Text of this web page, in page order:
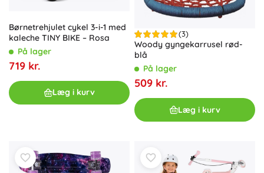
Børnetrehjulet cykel 3-i-1 med
kaleche TINY BIKE – Rosa
På lager
719 kr.
Læg i kurv
(3)
Woody gyngekarrusel rød-
blå
På lager
509 kr.
Læg i kurv